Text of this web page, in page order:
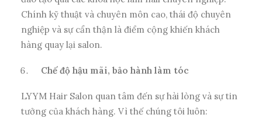
Chính kỹ thuật và chuyên môn cao, thái độ chuyên
nghiệp và sự cẩn thận là điểm cộng khiến khách
hàng quay lại salon.
Chế độ hậu mãi, bảo hành làm tóc
LYYM Hair Salon quan tâm đến sự hài lòng và sự tin
tưởng của khách hàng. Vì thế chúng tôi luôn: